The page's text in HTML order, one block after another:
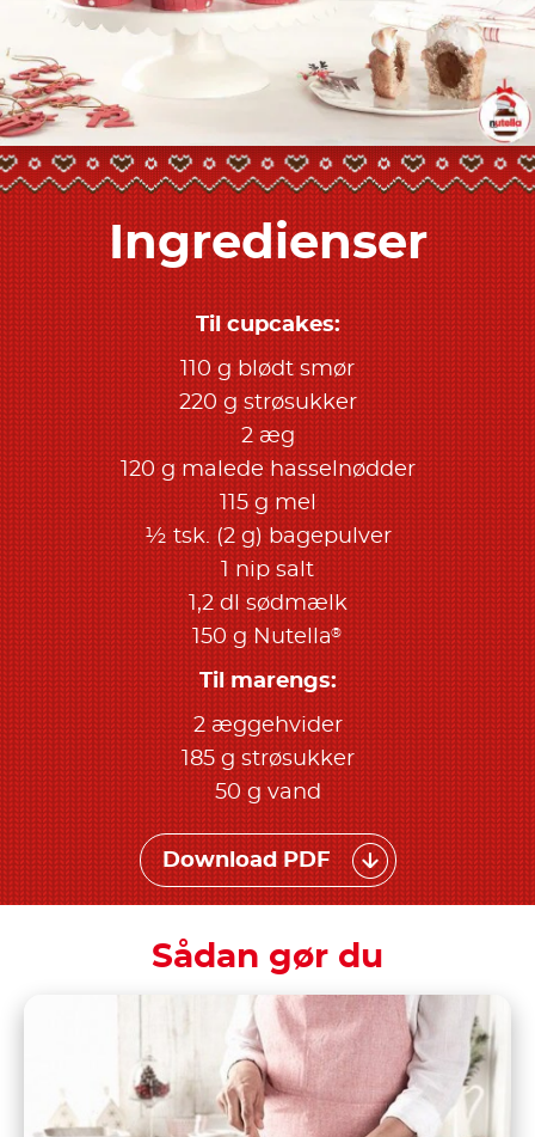
Ingredienser
Til cupcakes:
110 g blødt smør
220 g strøsukker
2 æg
120 g malede hasselnødder
115 g mel
½ tsk. (2 g) bagepulver
1 nip salt
1,2 dl sødmælk
150 g Nutella®
Til marengs:
2 æggehvider
185 g strøsukker
50 g vand
Download PDF
Sådan gør du